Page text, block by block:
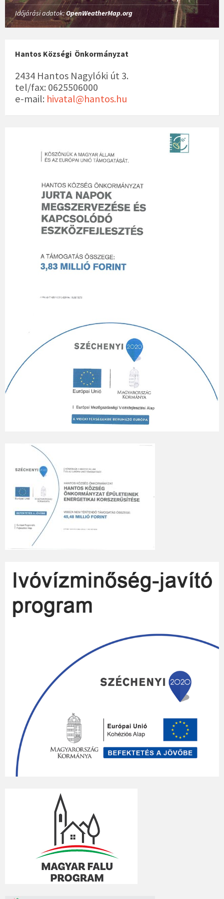
Időjárási adatok:OpenWeatherMap.org
Hantos Községi Önkormányzat
2434 Hantos Nagylóki út 3.
tel/fax: 0625506000
e-mail: hivatal@hantos.hu